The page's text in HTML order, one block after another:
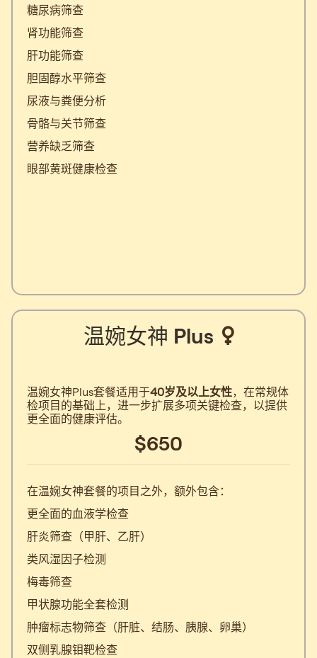
糖尿病筛查
肾功能筛查
肝功能筛查
胆固醇水平筛查
尿液与粪便分析
骨骼与关节筛查
营养缺乏筛查
眼部黄斑健康检查
温婉女神 Plus
温婉女神Plus套餐适用于40岁及以上女性，在常规体
检项目的基础上，进一步扩展多项关键检查，以提供
更全面的健康评估。
$650
在温婉女神套餐的项目之外，额外包含：
更全面的血液学检查
肝炎筛查（甲肝、乙肝）
类风湿因子检测
梅毒筛查
甲状腺功能全套检测
肿瘤标志物筛查（肝脏、结肠、胰腺、卵巢）
双侧乳腺钼靶检查